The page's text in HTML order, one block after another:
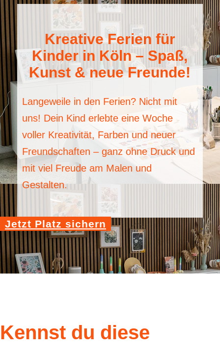
Kreative Ferien für
Kinder in Köln – Spaß,
Kunst & neue Freunde!
Langeweile in den Ferien? Nicht mit
uns! Dein Kind erlebte eine Woche
voller Kreativität, Farben und neuer
Freundschaften – ganz ohne Druck und
mit viel Freude am Malen und
Gestalten.
Jetzt Platz sichern
Kennst du diese